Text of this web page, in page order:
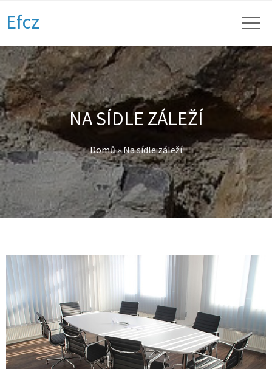
Efcz
NA SÍDLE ZÁLEŽÍ
Domů»Na sídle záleží